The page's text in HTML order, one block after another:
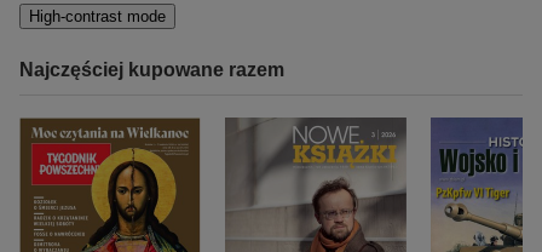
High-contrast mode
Najczęściej kupowane razem